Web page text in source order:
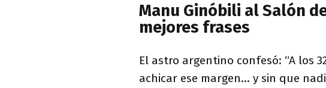
Manu Ginóbili al Salón
mejores frases
El astro argentino confesó: “A los
achicar ese margen… y sin que